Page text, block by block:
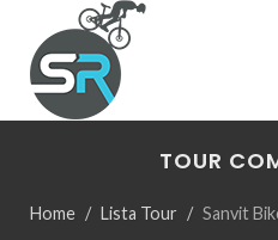
TOUR
Home Lista Tour Sanvit